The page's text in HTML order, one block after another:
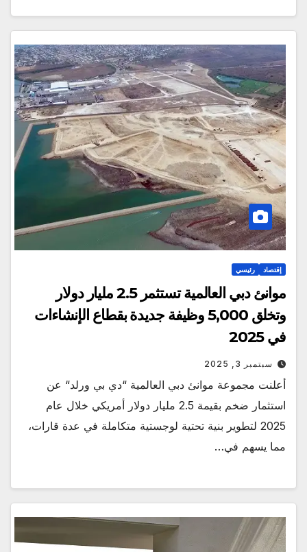
إقتصاد رئيسي
موانئ دبي العالمية تستثمر 2.5 مليار دولار
وتخلق 5,000 وظيفة جديدة بقطاع الإنشاءات
في 2025
سبتمبر 3, 2025
أعلنت مجموعة موانئ دبي العالمية “دي بي ورلد“ عن
استثمار ضخم بقيمة 2.5 مليار دولار أمريكي خلال عام
2025 لتطوير بنية تحتية لوجستية متكاملة في عدة قارات،
مما يسهم في…